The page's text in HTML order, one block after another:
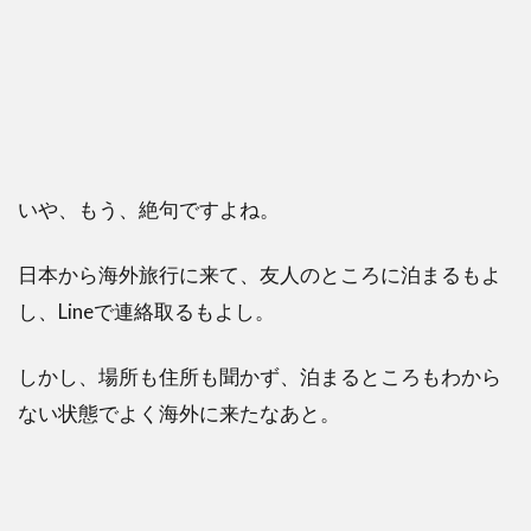
いや、もう、絶句ですよね。
日本から海外旅行に来て、友人のところに泊まるもよ
し、Lineで連絡取るもよし。
しかし、場所も住所も聞かず、泊まるところもわから
ない状態でよく海外に来たなあと。